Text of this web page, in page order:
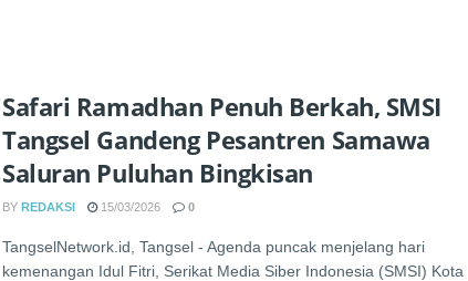
Safari Ramadhan Penuh Berkah, SMSI
Tangsel Gandeng Pesantren Samawa
Saluran Puluhan Bingkisan
BY REDAKSI 15/03/2026 0
TangselNetwork.id, Tangsel - Agenda puncak menjelang hari
kemenangan Idul Fitri, Serikat Media Siber Indonesia (SMSI) Kota